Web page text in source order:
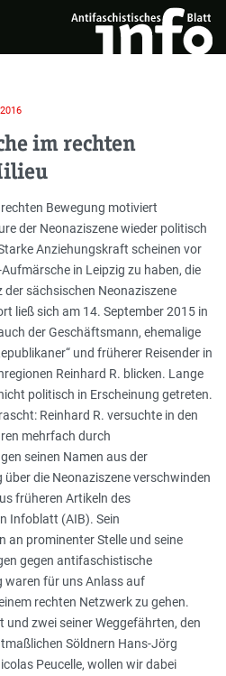
öffnen
im rechten
Bewegung motiviert
der Neonaziszene wieder politisch
Anziehungskraft scheinen vor
in Leipzig zu haben, die
der sächsischen Neonaziszene
ließ sich am 14. September 2015 in
der Geschäftsmann, ehemalige
und früherer Reisender in
Reinhard R. blicken. Lange
politisch in Erscheinung getreten.
Reinhard R. versuchte in den
mehrfach durch
seinen Namen aus der
die Neonaziszene verschwinden
früheren Artikeln des
Infoblatt (AIB). Sein
an prominenter Stelle und seine
gegen antifaschistische
für uns Anlass auf
rechten Netzwerk zu gehen.
und zwei seiner Weggefährten, den
Söldnern Hans-Jörg
Peucelle, wollen wir dabei